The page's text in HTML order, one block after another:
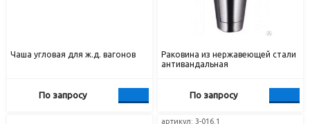
Чаша угловая для ж.д. вагонов
По запросу
Раковина из нержавеющей стали
антивандальная
По запросу
артикул: 3-016.1